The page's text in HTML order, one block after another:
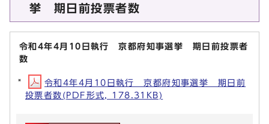
挙 期日前投票者数
令和4年4月10日執行 京都府知事選挙 期日前投票者
数
令和4年4月10日執行 京都府知事選挙 期日前
投票者数(PDF形式, 178.31KB)